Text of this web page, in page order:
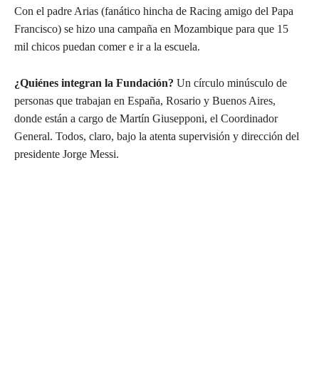
Con el padre Arias (fanático hincha de Racing amigo del Papa
Francisco) se hizo una campaña en Mozambique para que 15
mil chicos puedan comer e ir a la escuela.
¿Quiénes integran la Fundación? Un círculo minúsculo de
personas que trabajan en España, Rosario y Buenos Aires,
donde están a cargo de Martín Giusepponi, el Coordinador
General. Todos, claro, bajo la atenta supervisión y dirección del
presidente Jorge Messi.